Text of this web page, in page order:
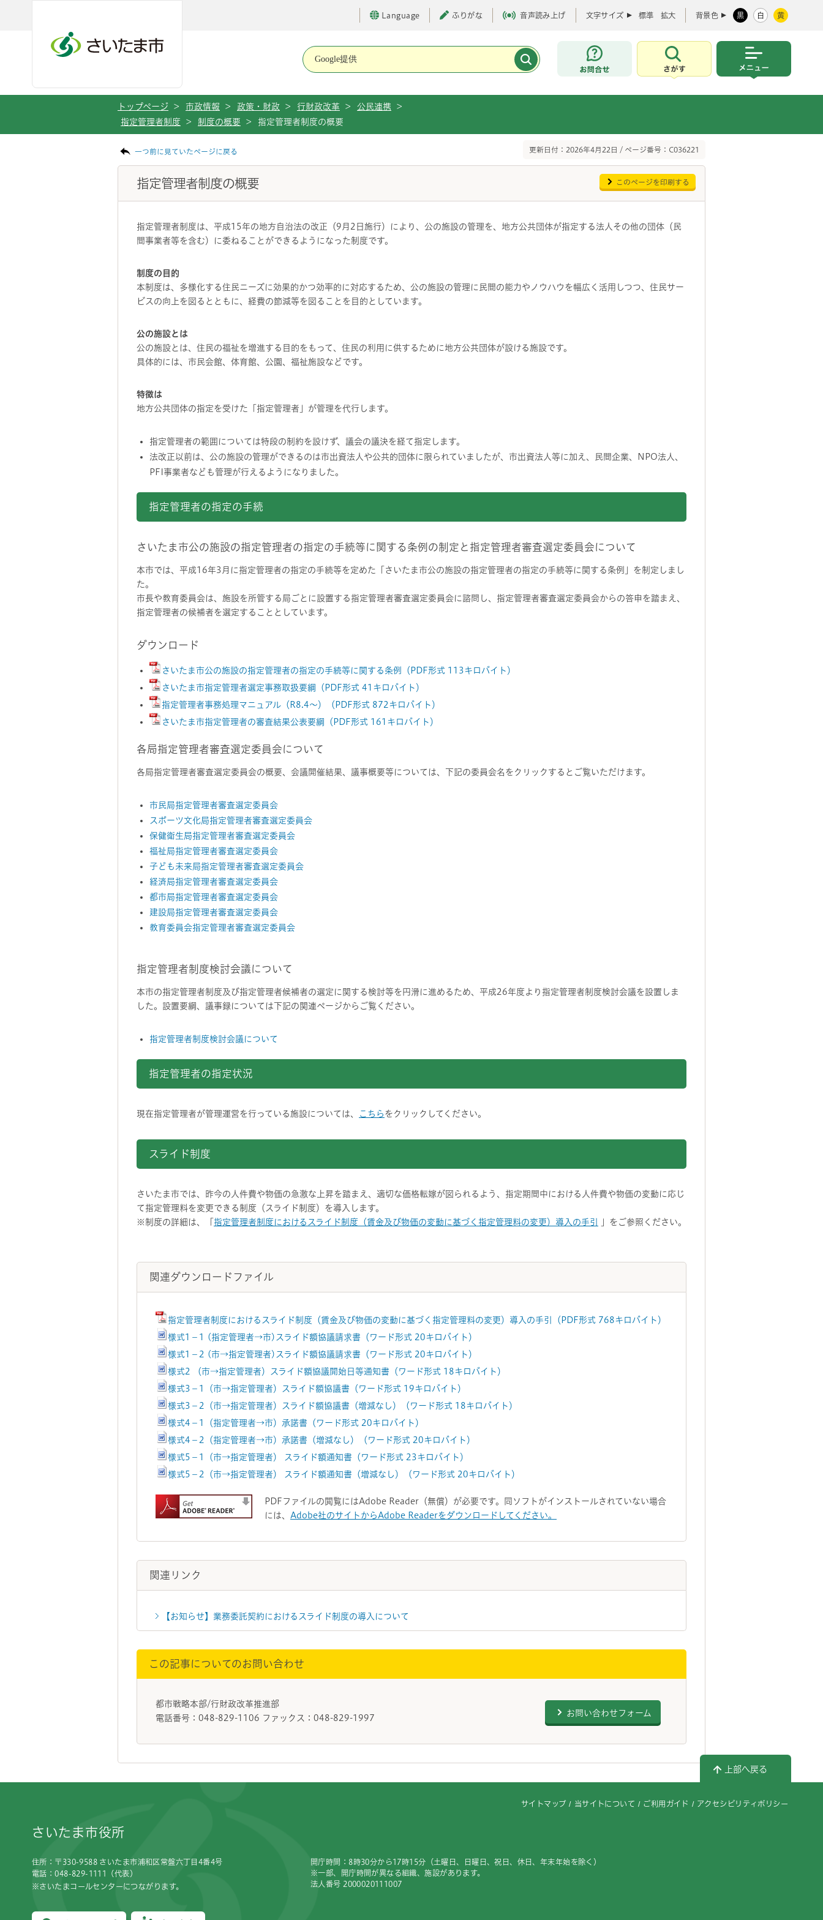
Language ふりがな 音声読み上げ 文字サイズ 標準 拡大 背景色 黒 白 黄
お問合せ
さがす
トップページ > 市政情報 > 政策・財政 > 行財政改革 > 公民連携
>
指定管理者制度
> 制度の概要 > 指定管理者制度の概要
一つ前に見ていたページに戻る 更新日付：2026年4月22日 / ページ番号：C036221
指定管理者制度の概要 このページを印刷する
指定管理者制度は、平成15年の地方自治法の改正（9月2日施行）により、公の施設の管理を、地方公共団体が指定する法人その他の団体（民
間事業者等を含む）に委ねることができるようになった制度です。
制度の目的
本制度は、多様化する住民ニーズに効果的かつ効率的に対応するため、公の施設の管理に民間の能力やノウハウを幅広く活用しつつ、住民サー
ビスの向上を図るとともに、経費の節減等を図ることを目的としています。
公の施設とは
公の施設とは、住民の福祉を増進する目的をもって、住民の利用に供するために地方公共団体が設ける施設です。
具体的には、市民会館、体育館、公園、福祉施設などです。
特徴は
地方公共団体の指定を受けた「指定管理者」が管理を代行します。
指定管理者の範囲については特段の制約を設けず、議会の議決を経て指定します。
法改正以前は、公の施設の管理ができるのは市出資法人や公共的団体に限られていましたが、市出資法人等に加え、民間企業、NPO法人、
PFI事業者なども管理が行えるようになりました。
指定管理者の指定の手続
さいたま市公の施設の指定管理者の指定の手続等に関する条例の制定と指定管理者審査選定委員会について
本市では、平成16年3月に指定管理者の指定の手続等を定めた「さいたま市公の施設の指定管理者の指定の手続等に関する条例」を制定しまし
た。
市長や教育委員会は、施設を所管する局ごとに設置する指定管理者審査選定委員会に諮問し、指定管理者審査選定委員会からの答申を踏まえ、
指定管理者の候補者を選定することとしています。
ダウンロード
さいたま市公の施設の指定管理者の指定の手続等に関する条例（PDF形式 113キロバイト）
さいたま市指定管理者選定事務取扱要綱（PDF形式 41キロバイト）
指定管理者事務処理マニュアル（R8.4～）（PDF形式 872キロバイト）
さいたま市指定管理者の審査結果公表要綱（PDF形式 161キロバイト）
各局指定管理者審査選定委員会について
各局指定管理者審査選定委員会の概要、会議開催結果、議事概要等については、下記の委員会名をクリックするとご覧いただけます。
市民局指定管理者審査選定委員会
スポーツ文化局指定管理者審査選定委員会
保健衛生局指定管理者審査選定委員会
福祉局指定管理者審査選定委員会
子ども未来局指定管理者審査選定委員会
経済局指定管理者審査選定委員会
都市局指定管理者審査選定委員会
建設局指定管理者審査選定委員会
教育委員会指定管理者審査選定委員会
指定管理者制度検討会議について
本市の指定管理者制度及び指定管理者候補者の選定に関する検討等を円滑に進めるため、平成26年度より指定管理者制度検討会議を設置しま
した。設置要綱、議事録については下記の関連ページからご覧ください。
指定管理者制度検討会議について
指定管理者の指定状況
現在指定管理者が管理運営を行っている施設については、 こちら をクリックしてください。
スライド制度
さいたま市では、昨今の人件費や物価の急激な上昇を踏まえ、適切な価格転嫁が図られるよう、指定期間中における人件費や物価の変動に応じ
て指定管理料を変更できる制度（スライド制度）を導入します。
※制度の詳細は、「 指定管理者制度におけるスライド制度（賃金及び物価の変動に基づく指定管理料の変更）導入の手引 」をご参照ください。
関連ダウンロードファイル
指定管理者制度におけるスライド制度（賃金及び物価の変動に基づく指定管理料の変更）導入の手引（PDF形式 768キロバイト）
様式1－1 (指定管理者→市)スライド額協議請求書（ワード形式 20キロバイト）
様式1－2 (市→指定管理者)スライド額協議請求書（ワード形式 20キロバイト）
様式2 （市→指定管理者）スライド額協議開始日等通知書（ワード形式 18キロバイト）
様式3－1（市→指定管理者）スライド額協議書（ワード形式 19キロバイト）
様式3－2（市→指定管理者）スライド額協議書（増減なし）（ワード形式 18キロバイト）
様式4－1（指定管理者→市）承諾書（ワード形式 20キロバイト）
様式4－2（指定管理者→市）承諾書（増減なし）（ワード形式 20キロバイト）
様式5－1（市→指定管理者） スライド額通知書（ワード形式 23キロバイト）
様式5－2（市→指定管理者） スライド額通知書（増減なし）（ワード形式 20キロバイト）
PDFファイルの閲覧にはAdobe Reader（無償）が必要です。同ソフトがインストールされていない場合
には、 Adobe社のサイトからAdobe Readerをダウンロードしてください。
関連リンク
【お知らせ】業務委託契約におけるスライド制度の導入について
この記事についてのお問い合わせ
都市戦略本部/行財政改革推進部
電話番号：048-829-1106 ファックス：048-829-1997
お問い合わせフォーム
上部へ戻る
サイトマップ 当サイトについて ご利用ガイド アクセシビリティポリシー
さいたま市役所
住所：〒330-9588 さいたま市浦和区常盤六丁目4番4号
電話：048-829-1111（代表）
※さいたまコールセンターにつながります。
開庁時間：8時30分から17時15分（土曜日、日曜日、祝日、休日、年末年始を除く）
※一部、開庁時間が異なる組織、施設があります。
法人番号 2000020111007